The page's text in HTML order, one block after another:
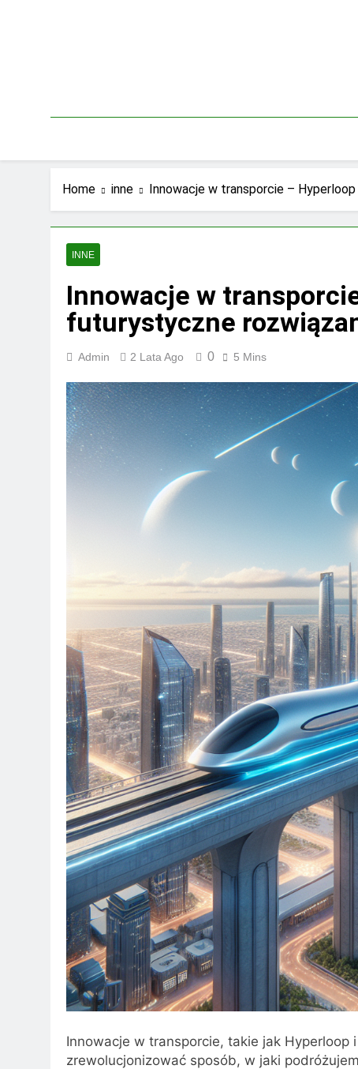
Home inne Innowacje w transporcie –
INNE
Innowacje w
futurystyczne
Admin 2 Lata Ago 0 5 Mins
Innowacje w transporcie, takie jak Hyperloop
zrewolucjonizować sposób, w jaki